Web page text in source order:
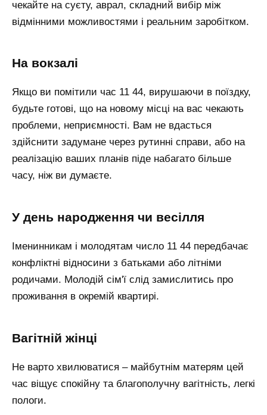
чекайте на суєту, аврал, складний вибір між
відмінними можливостями і реальним заробітком.
на вокзалі
Якщо ви помітили час 11 44, вирушаючи в поїздку,
будьте готові, що на новому місці на вас чекають
проблеми, неприємності. Вам не вдасться
здійснити задумане через рутинні справи, або на
реалізацію ваших планів піде набагато більше
часу, ніж ви думаєте.
у день народження чи весілля
Іменинникам і молодятам число 11 44 передбачає
конфліктні відносини з батьками або літніми
родичами. Молодій сім'ї слід замислитись про
проживання в окремій квартирі.
вагітній жінці
Не варто хвилюватися – майбутнім матерям цей
час віщує спокійну та благополучну вагітність, легкі
пологи.